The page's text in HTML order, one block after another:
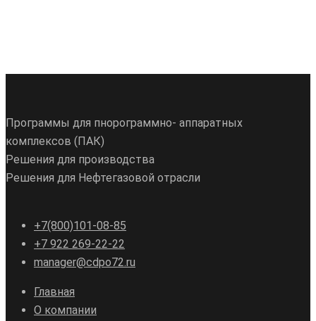
Программы для пнорограммно- аппаратных
комплексов (ПАК)
Решения для производства
Решения для Нефтегазовой отрасли
+7(800)101-08-85
+7 922 269-22-22
manager@cdpo72.ru
Главная
О компании